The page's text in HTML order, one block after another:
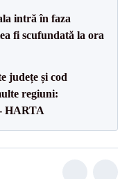
intră în faza
fi scufundată la ora
județe și cod
regiuni:
HARTA